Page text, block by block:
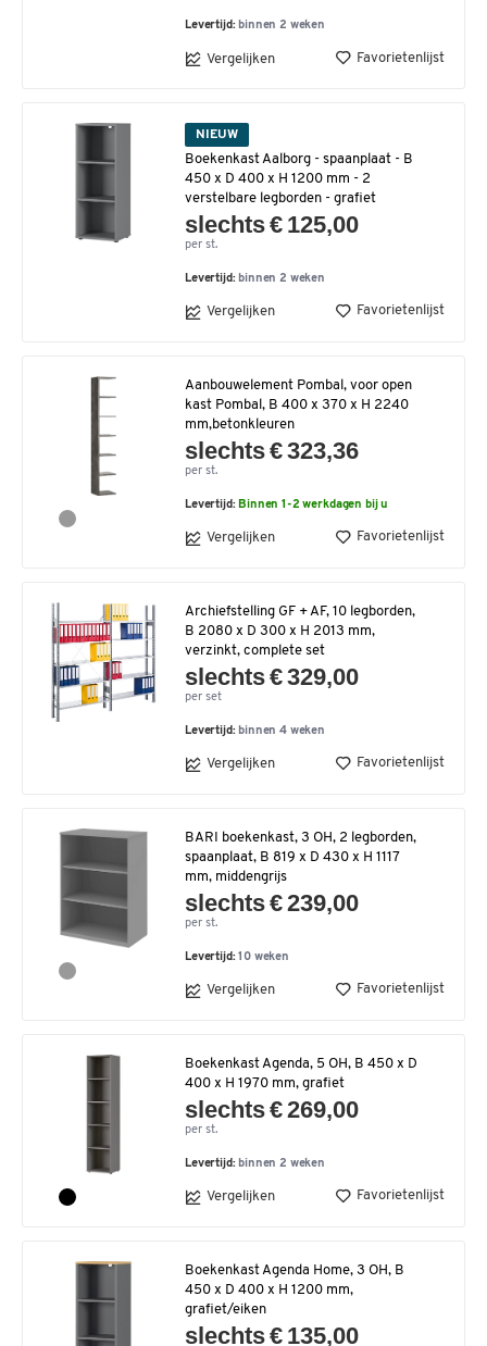
Levertijd:binnen 2 weken
Vergelijken Favorietenlijst
NIEUW
Boekenkast Aalborg - spaanplaat - B
450 x D 400 x H 1200 mm - 2
verstelbare legborden - grafiet
slechts € 125,00
per st.
Levertijd: binnen 2 weken
Vergelijken Favorietenlijst
Aanbouwelement Pombal, voor open
kast Pombal, B 400 x 370 x H 2240
mm,betonkleuren
slechts € 323,36
per st.
Levertijd: Binnen 1-2 werkdagen bij u
Vergelijken Favorietenlijst
Archiefstelling GF + AF, 10 legborden,
B 2080 x D 300 x H 2013 mm,
verzinkt, complete set
slechts € 329,00
per set
Levertijd: binnen 4 weken
Vergelijken Favorietenlijst
BARI boekenkast, 3 OH, 2 legborden,
spaanplaat, B 819 x D 430 x H 1117
mm, middengrijs
slechts € 239,00
per st.
Levertijd:10 weken
Vergelijken Favorietenlijst
Boekenkast Agenda, 5 OH, B 450 x D
400 x H 1970 mm, grafiet
slechts € 269,00
per st.
Levertijd: binnen 2 weken
Vergelijken Favorietenlijst
Boekenkast Agenda Home, 3 OH, B
450 x D 400 x H 1200 mm,
grafiet/eiken
slechts € 135,00